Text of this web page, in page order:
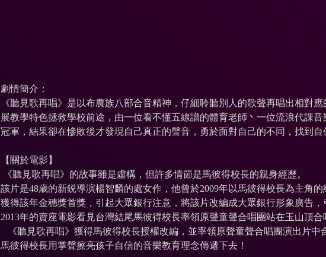
劇情簡介：
《聽見歌再唱》是以布農族八部合音精神，仔細聆聽別人的歌聲再唱出相對
展教學特色拯救學校前途，由一位看不懂五線譜的體育老師丶一位流浪代課
冠軍，結果卻在慘敗後才發現自己真正的聲音，勇於面對自己的不同，找到自
【關於電影】
《聽見歌再唱》的故事雖是虛構，但許多情節是馬彼得校長的親身經歷。
該片是48歳的新鋭導演楊智麟的處女作，他曾於2009年以馬彼得校長為主角的
獲得該年金穗獎首獎，引起大眾銀行注意，將該片改編成大眾銀行形象廣告，
2013年的賣座電影看見台灣結尾馬彼得校長率領原聲童聲合唱團站在玉山頂
《聽見歌再唱》獲得馬彼得校長授權改編，並率領原聲童聲合唱團演出片
馬彼得校長用掌聲擦亮孩子自信的音樂教育理念傳遞下去！